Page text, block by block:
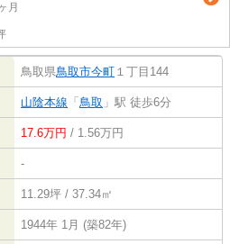
月
鳥取県鳥取市今町 １丁目144
山陰本線 「 鳥取 」駅 徒歩6分
17.6万円 / 1.56万円
-
11.29坪 / 37.34㎡
1944年 1月 (築82年)